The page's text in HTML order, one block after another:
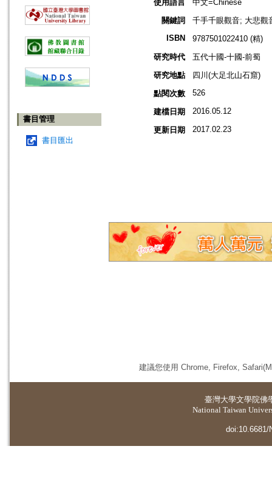
書目管理
書目匯出
使用語言
中文=Chinese
關鍵詞
千手千眼觀音; 大悲觀
ISBN
9787501022410 (精)
研究時代
五代十國-十國-前蜀
研究地點
四川(大足北山石窟)
點閱次數
526
建檔日期 2016.05.12
更新日期 2017.02.23
建議您使用 Chrome, Firefox,
臺灣大學文學院佛
National Taiwan
doi:10.6681/